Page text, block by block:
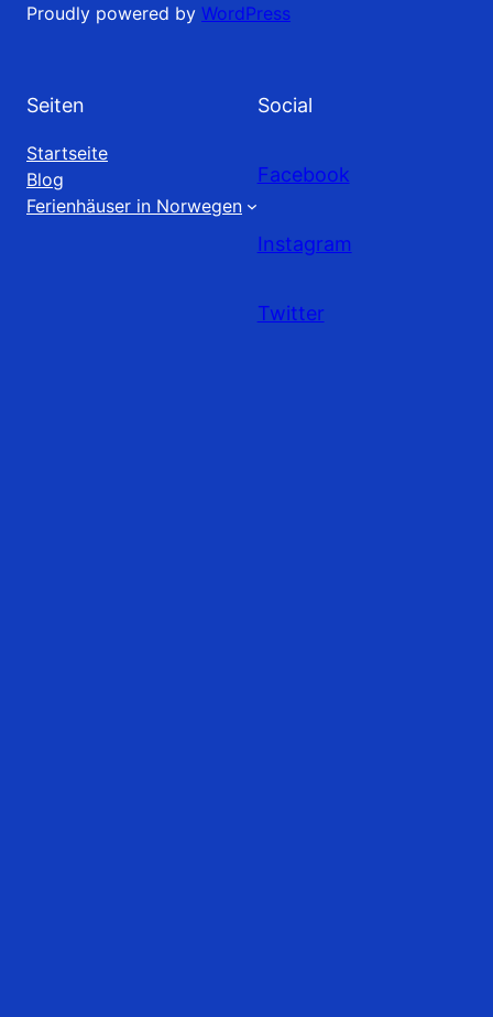
Proudly powered by WordPress
Seiten
Startseite
Blog
Ferienhäuser in Norwegen
Social
Facebook
Instagram
Twitter